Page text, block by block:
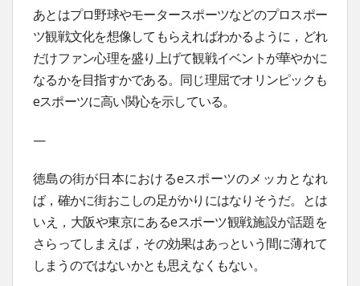
あとはプロ野球やモータースポーツなどのプロスポー
ツ観戦文化を想像してもらえればわかるように，どれ
だけファン心理を盛り上げて観戦イベントが華やかに
なるかを目指すかである。同じ理屈でオリンピックも
eスポーツに高い関心を示している。
—
徳島の街が日本におけるeスポーツのメッカとなれ
ば，確かに街おこしの足がかりにはなりそうだ。とは
いえ，大阪や東京にあるeスポーツ観戦施設が話題を
さらってしまえば，その効果はあっという間に薄れて
しまうのではないかとも思えなくもない。